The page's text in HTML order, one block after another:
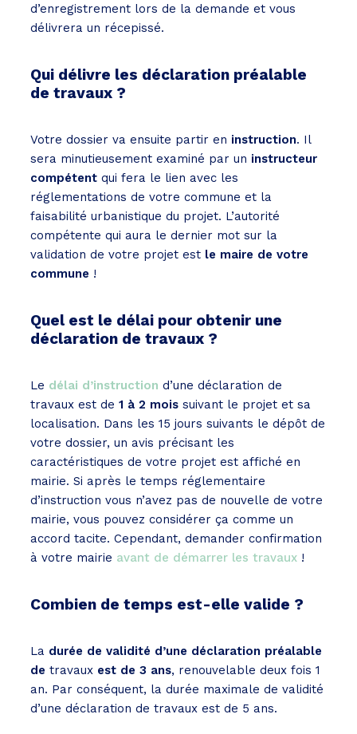
d’enregistrement lors de la demande et vous
délivrera un récepissé.
Qui délivre les déclaration préalable
de travaux ?
Votre dossier va ensuite partir en instruction. Il
sera minutieusement examiné par un instructeur
compétent qui fera le lien avec les
réglementations de votre commune et la
faisabilité urbanistique du projet. L’autorité
compétente qui aura le dernier mot sur la
validation de votre projet est le maire de votre
commune !
Quel est le délai pour obtenir une
déclaration de travaux ?
Le délai d’instruction d’une déclaration de
travaux est de 1 à 2 mois suivant le projet et sa
localisation. Dans les 15 jours suivants le dépôt de
votre dossier, un avis précisant les
caractéristiques de votre projet est affiché en
mairie. Si après le temps réglementaire
d’instruction vous n’avez pas de nouvelle de votre
mairie, vous pouvez considérer ça comme un
accord tacite. Cependant, demander confirmation
à votre mairie avant de démarrer les travaux !
Combien de temps est-elle valide ?
La durée de validité d’une déclaration préalable
de travaux est de 3 ans, renouvelable deux fois 1
an. Par conséquent, la durée maximale de validité
d’une déclaration de travaux est de 5 ans.